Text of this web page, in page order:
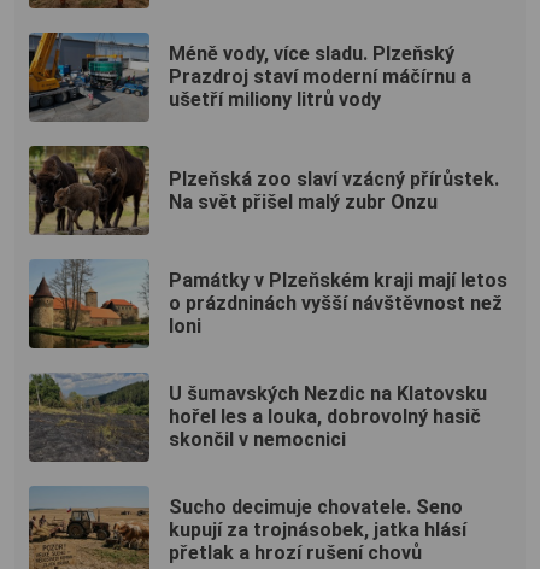
Méně vody, více sladu. Plzeňský
Prazdroj staví moderní máčírnu a
ušetří miliony litrů vody
Plzeňská zoo slaví vzácný přírůstek.
Na svět přišel malý zubr Onzu
Památky v Plzeňském kraji mají letos
o prázdninách vyšší návštěvnost než
loni
U šumavských Nezdic na Klatovsku
hořel les a louka, dobrovolný hasič
skončil v nemocnici
Sucho decimuje chovatele. Seno
kupují za trojnásobek, jatka hlásí
přetlak a hrozí rušení chovů